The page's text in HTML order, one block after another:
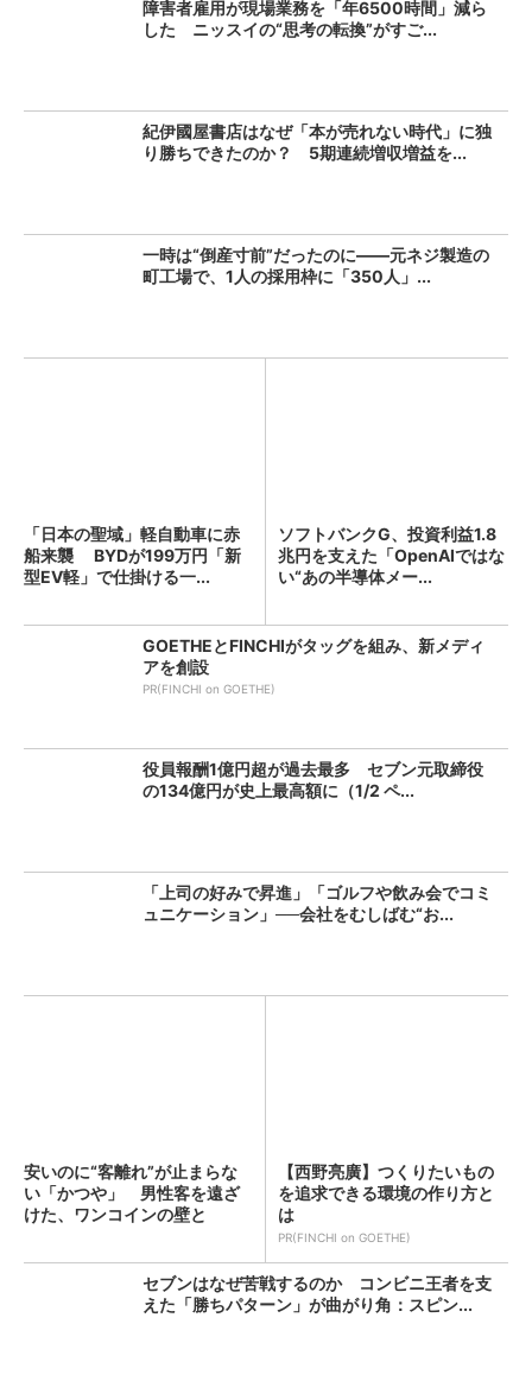
障害者雇用が現場業務を「年6500時間」減ら
した ニッスイの“思考の転換”がすご...
紀伊國屋書店はなぜ「本が売れない時代」に独
り勝ちできたのか？ 5期連続増収増益を...
一時は“倒産寸前”だったのに――元ネジ製造の
町工場で、1人の採用枠に「350人」...
「日本の聖域」軽自動車に赤
船来襲 BYDが199万円「新
型EV軽」で仕掛ける一...
ソフトバンクG、投資利益1.8
兆円を支えた「OpenAIではな
い“あの半導体メー...
GOETHEとFINCHIがタッグを組み、新メディ
アを創設
PR(FINCHI on GOETHE)
役員報酬1億円超が過去最多 セブン元取締役
の134億円が史上最高額に（1/2 ペ...
「上司の好みで昇進」「ゴルフや飲み会でコミ
ュニケーション」──会社をむしばむ“お...
安いのに“客離れ”が止まらな
い「かつや」 男性客を遠ざ
けた、ワンコインの壁と
【西野亮廣】つくりたいもの
を追求できる環境の作り方と
は
PR(FINCHI on GOETHE)
セブンはなぜ苦戦するのか コンビニ王者を支
えた「勝ちパターン」が曲がり角：スピン...